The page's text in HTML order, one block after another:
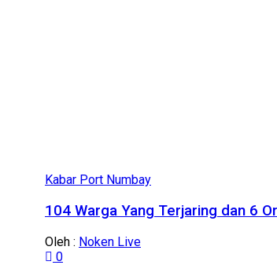
Kabar Port Numbay
104 Warga Yang Terjaring dan 6
Oleh : Noken Live
0